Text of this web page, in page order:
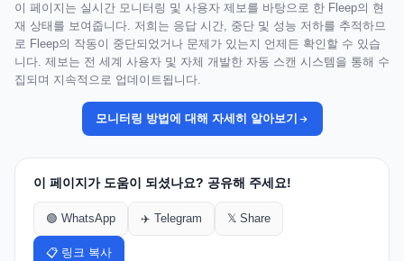
이 페이지는 실시간 모니터링 및 사용자 제보를 바탕으로 한 Fleep의 현
재 상태를 보여줍니다. 저희는 응답 시간, 중단 및 성능 저하를 추적하므
로 Fleep의 작동이 중단되었거나 문제가 있는지 언제든 확인할 수 있습
니다. 제보는 전 세계 사용자 및 자체 개발한 자동 스캔 시스템을 통해 수
집되며 지속적으로 업데이트됩니다.
모니터링 방법에 대해 자세히 알아보기
이 페이지가 도움이 되셨나요? 공유해 주세요!
🟢 WhatsApp ✈️ Telegram 𝕏 Share
📋 링크 복사